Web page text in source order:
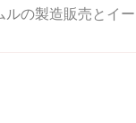
の製造販売とイー